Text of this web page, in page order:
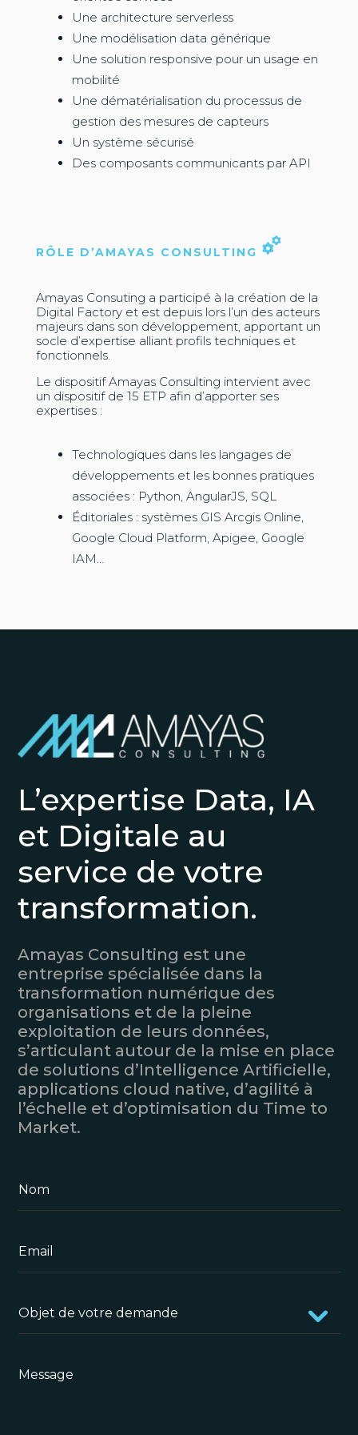
Une architecture serverless
Une modélisation data générique
Une solution responsive pour un usage en
mobilité
Une dématérialisation du processus de
gestion des mesures de capteurs
Un système sécurisé
Des composants communicants par API
RÔLE D’AMAYAS CONSULTING
Amayas Consuting a participé à la création de la
Digital Factory et est depuis lors l’un des acteurs
majeurs dans son développement, apportant un
socle d’expertise alliant profils techniques et
fonctionnels.
Le dispositif Amayas Consulting intervient avec
un dispositif de 15 ETP afin d’apporter ses
expertises :
Technologiques dans les langages de
développements et les bonnes pratiques
associées : Python, AngularJS, SQL
Éditoriales : systèmes GIS Arcgis Online,
Google Cloud Platform, Apigee, Google
IAM…
L’expertise Data, IA
et Digitale au
service de votre
transformation.
Amayas Consulting est une
entreprise spécialisée dans la
transformation numérique des
organisations et de la pleine
exploitation de leurs données,
s’articulant autour de la mise en place
de solutions d’Intelligence Artificielle,
applications cloud native, d’agilité à
l’échelle et d’optimisation du Time to
Market.